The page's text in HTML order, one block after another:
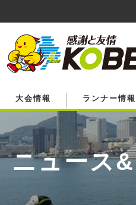
す。
大会情報 ランナー情報
ニュース